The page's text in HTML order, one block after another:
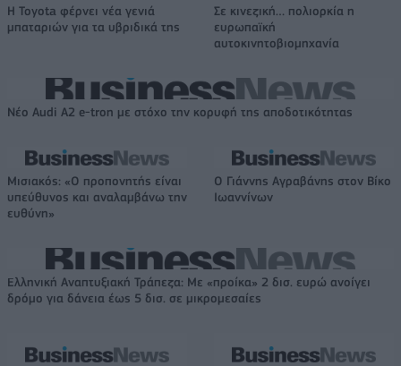
Η Toyota φέρνει νέα γενιά
μπαταριών για τα υβριδικά της
Σε κινεζική… πολιορκία η
ευρωπαϊκή
αυτοκινητοβιομηχανία
Νέο Audi A2 e-tron με στόχο την κορυφή της αποδοτικότητας
Μισιακός: «Ο προπονητής είναι
υπεύθυνος και αναλαμβάνω την
ευθύνη»
Ο Γιάννης Αγραβάνης στον Βίκο
Ιωαννίνων
Ελληνική Αναπτυξιακή Τράπεζα: Με «προίκα» 2 δισ. ευρώ ανοίγει
δρόμο για δάνεια έως 5 δισ. σε μικρομεσαίες